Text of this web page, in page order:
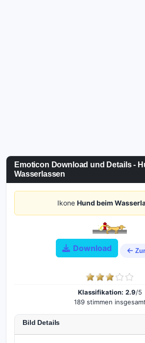
Emoticon Download und Details -
Wasserlassen
Ikone Hund beim
Download
Klassifikation: 2.9/5
189 stimmen insgesamt
Bild Details